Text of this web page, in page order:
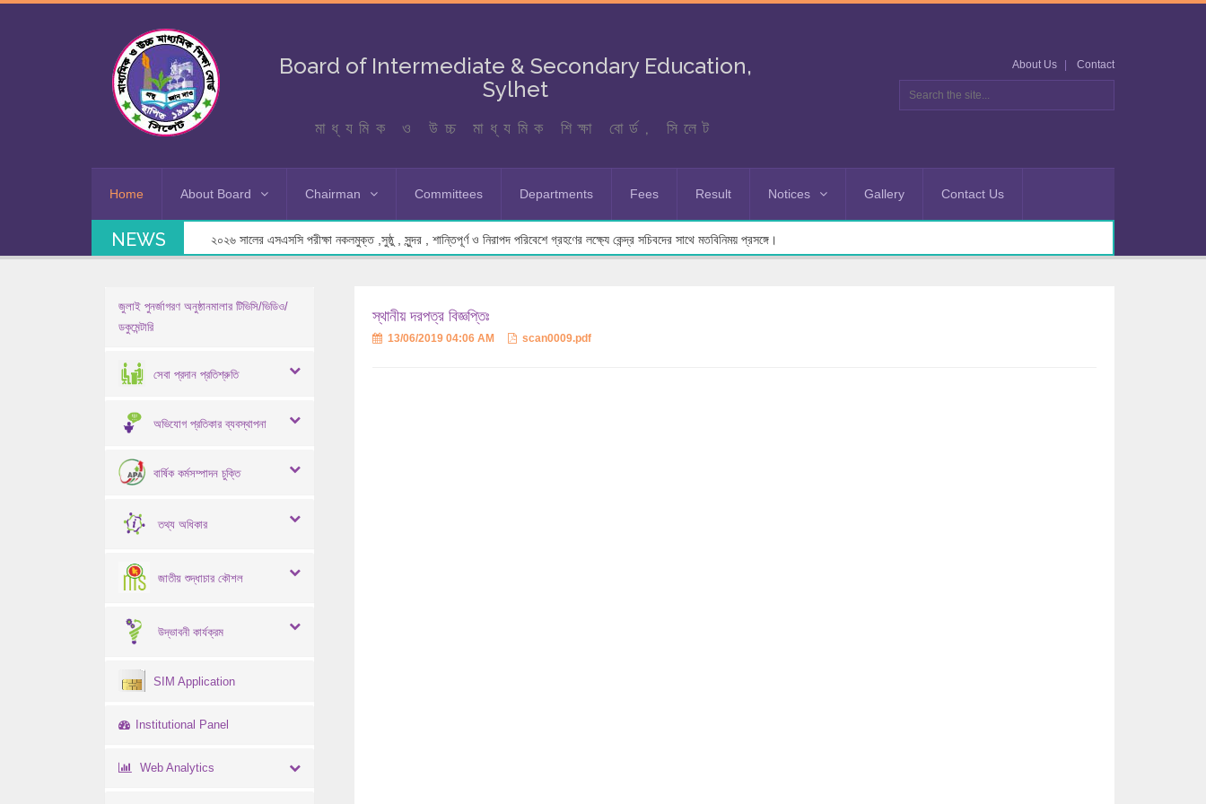
Board of Intermediate & Secondary Education,
Sylhet
মাধ্যমিক ও উচ্চ মাধ্যমিক শিক্ষা বোর্ড, সিলেট
About Us Contact
Home About Board Chairman Committees Departments Fees Result Notices Gallery Contact Us
NEWS ২০২৬ সালের এসএসসি পরীক্ষা নকলমুক্ত ,সুষ্ঠু , সুন্দর , শান্তিপূর্ণ ও নিরাপদ পরিবেশে গ্রহণের লক্ষ্যে কেন্দ্র সচিবদের সাথে মতবিনিময় প্রসঙ্গে।
জুলাই পুনর্জাগরণ অনুষ্ঠানমালার টিভিসি/ভিডিও/
ডকুমেন্টারি
সেবা প্রদান প্রতিশ্রুতি
অভিযোগ প্রতিকার ব্যবস্থাপনা
বার্ষিক কর্মসম্পাদন চুক্তি
তথ্য অধিকার
জাতীয় শুদ্ধাচার কৌশল
উদ্ভাবনী কার্যক্রম
SIM Application
Institutional Panel
Web Analytics
স্থানীয় দরপত্র বিজ্ঞপ্তিঃ
13/06/2019 04:06 AM scan0009.pdf